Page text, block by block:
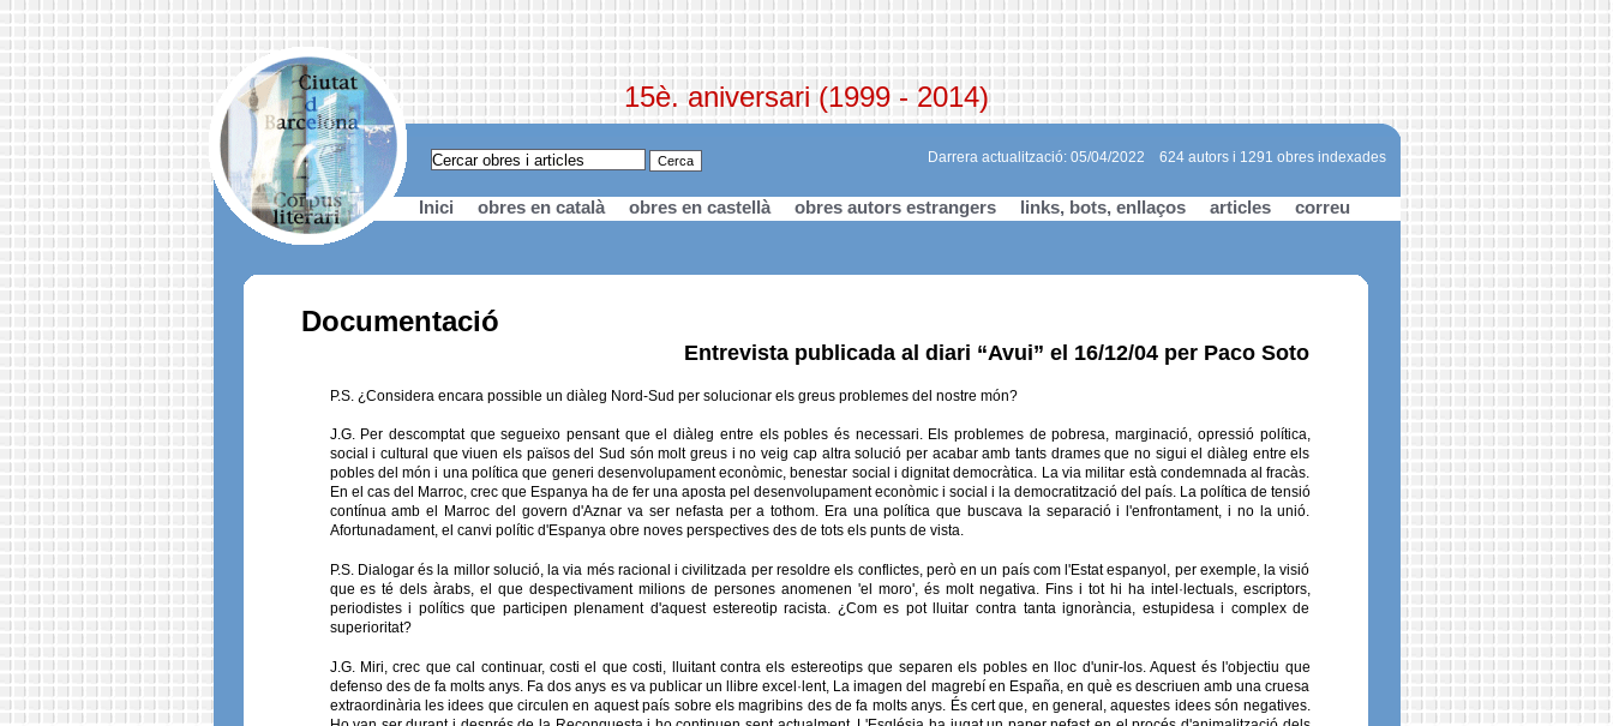
15è. aniversari (1999 - 2014)
624 autors i 1291 obres indexades
Darrera actualització: 05/04/2022
Inici obres en català obres en castellà obres autors estrangers links, bots, enllaços articles correu
Documentació
Entrevista publicada al diari “Avui” el 16/12/04 per Paco Soto
P.S. ¿Considera encara possible un diàleg Nord-Sud per solucionar els greus problemes del nostre món?
J.G. Per descomptat que segueixo pensant que el diàleg entre els pobles és necessari. Els problemes de pobresa, marginació, opressió política,
social i cultural que viuen els països del Sud són molt greus i no veig cap altra solució per acabar amb tants drames que no sigui el diàleg entre els
pobles del món i una política que generi desenvolupament econòmic, benestar social i dignitat democràtica. La via militar està condemnada al fracàs.
En el cas del Marroc, crec que Espanya ha de fer una aposta pel desenvolupament econòmic i social i la democratització del país. La política de tensió
contínua amb el Marroc del govern d'Aznar va ser nefasta per a tothom. Era una política que buscava la separació i l'enfrontament, i no la unió.
Afortunadament, el canvi polític d'Espanya obre noves perspectives des de tots els punts de vista.
P.S. Dialogar és la millor solució, la via més racional i civilitzada per resoldre els conflictes, però en un país com l'Estat espanyol, per exemple, la visió
que es té dels àrabs, el que despectivament milions de persones anomenen 'el moro', és molt negativa. Fins i tot hi ha intel·lectuals, escriptors,
periodistes i polítics que participen plenament d'aquest estereotip racista. ¿Com es pot lluitar contra tanta ignorància, estupidesa i complex de
superioritat?
J.G. Miri, crec que cal continuar, costi el que costi, lluitant contra els estereotips que separen els pobles en lloc d'unir-los. Aquest és l'objectiu que
defenso des de fa molts anys. Fa dos anys es va publicar un llibre excel·lent, La imagen del magrebí en España, en què es descriuen amb una cruesa
extraordinària les idees que circulen en aquest país sobre els magribins des de fa molts anys. És cert que, en general, aquestes idees són negatives.